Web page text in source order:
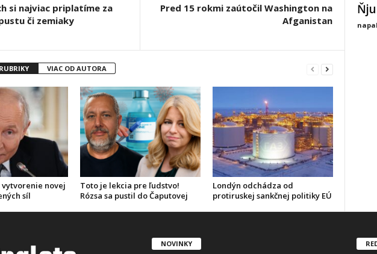
si najviac priplatíme za
či zemiaky
Pred 15 rokmi zaútočil Washington na
Afganistan
VIAC OD AUTORA
novej
síl
Toto je lekcia pre ľudstvo!
Rózsa sa pustil do Čaputovej
Londýn odchádza od
protiruskej sankčnej politiky EÚ
NOVINKY